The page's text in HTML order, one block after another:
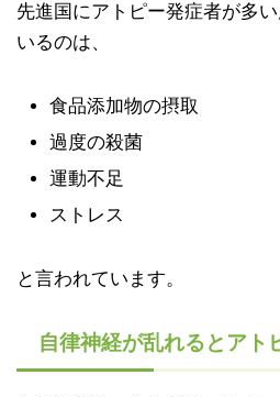
先進国にアトピー発症者が多
いるのは、
食品添加物の摂取
過度の殺菌
運動不足
ストレス
と言われています。
自律神経が乱れるとアト